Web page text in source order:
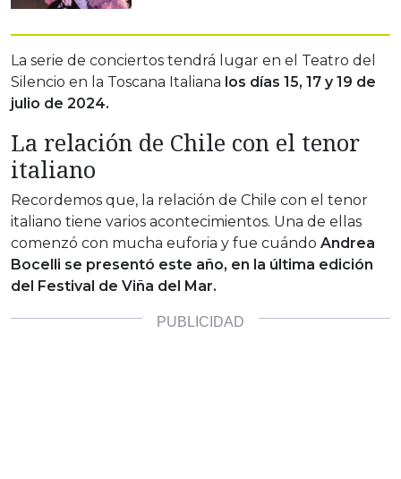
La serie de conciertos tendrá lugar en el Teatro del
Silencio en la Toscana Italiana los días 15, 17 y 19 de
julio de 2024.
La relación de Chile con el tenor
italiano
Recordemos que, la relación de Chile con el tenor
italiano tiene varios acontecimientos. Una de ellas
comenzó con mucha euforia y fue cuándo Andrea
Bocelli se presentó este año, en la última edición
del Festival de Viña del Mar.